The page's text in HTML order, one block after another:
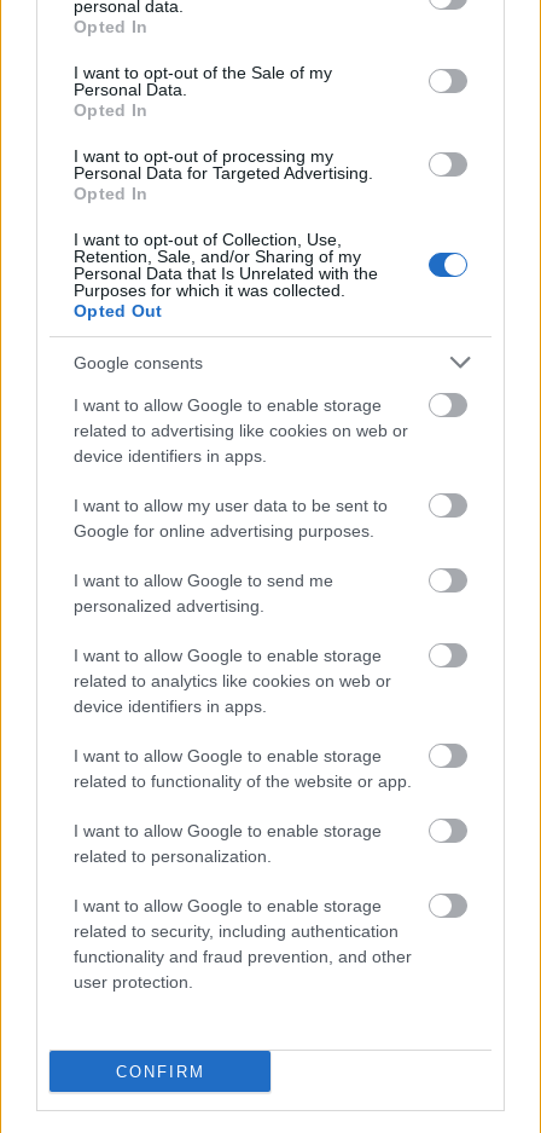
grant or deny consent to Google and its third-party tags to
use your data for below specified purposes in below Google
consent section.
personal data.
Opted In
I want to opt-out of the Sale of my
Personal Data.
Opted In
I want to opt-out of processing my
Personal Data for Targeted Advertising.
Opted In
I want to opt-out of Collection, Use,
Retention, Sale, and/or Sharing of my
Personal Data that Is Unrelated with the
Purposes for which it was collected.
Opted Out
Google consents
I want to allow Google to enable storage
related to advertising like cookies on web or
device identifiers in apps.
I want to allow my user data to be sent to
Google for online advertising purposes.
I want to allow Google to send me
personalized advertising.
I want to allow Google to enable storage
related to analytics like cookies on web or
device identifiers in apps.
I want to allow Google to enable storage
related to functionality of the website or app.
I want to allow Google to enable storage
related to personalization.
I want to allow Google to enable storage
related to security, including authentication
functionality and fraud prevention, and other
user protection.
CONFIRM
Vízjel a képre - FastStone Photo
Resizer (+PS)
Budai Petur•2017. július 12.
Kő egyszerű vízjelet készítünk, aztán mehet az összes
fotóra. Az ingyenes FastStone Photo Resizerrel
könnyedén felcímkézheted így a képeidet.
Photoshop plugin (#2.) - Topaz Clean
- Képregény/festmény hatás
(Videóm)
Budai Petur•2017. május 24.
Mint egy szépen kidolgozott festmény, úgy mutat
majd fotónk, ha ráuszítjuk a Topaz Clean plugint.